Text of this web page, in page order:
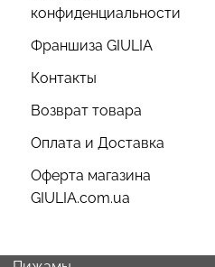
конфиденциальности
Франшиза GIULIA
Контакты
Возврат товара
Оплата и Доставка
Оферта магазина
GIULIA.com.ua
Бюстгальтер-невидимка
самоклеющийся
(бежевый)